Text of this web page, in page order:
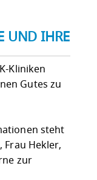
UND IHRE
Kliniken
Gutes zu
steht
Frau Hekler,
zur